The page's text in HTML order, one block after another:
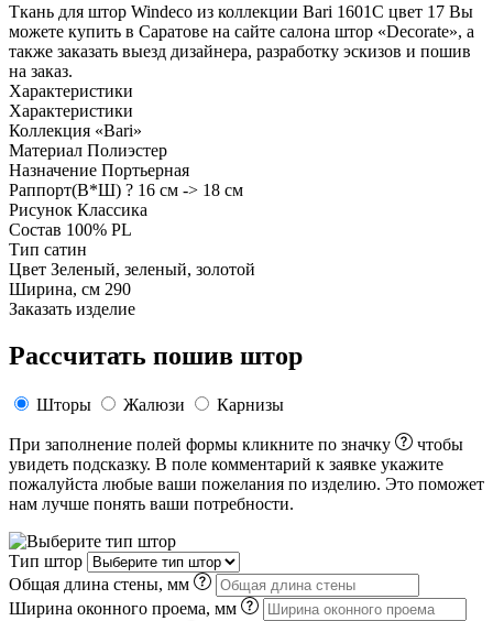
Ткань для штор Windeco из коллекции Bari 1601C цвет 17 Вы
можете купить в Саратове на сайте салона штор «Decorate», а
также заказать выезд дизайнера, разработку эскизов и пошив
на заказ.
Характеристики
Характеристики
Коллекция «Bari»
Материал Полиэстер
Назначение Портьерная
Раппорт(В*Ш) ? 16 см -> 18 см
Рисунок Классика
Состав 100% PL
Тип сатин
Цвет Зеленый, зеленый, золотой
Ширина, см 290
Заказать изделие
Рассчитать пошив штор
Шторы Жалюзи Карнизы
При заполнение полей формы кликните по значку
чтобы
увидеть подсказку. В поле комментарий к заявке укажите
пожалуйста любые ваши пожелания по изделию. Это поможет
нам лучше понять ваши потребности.
Тип штор
Общая длина стены, мм
Ширина оконного проема, мм